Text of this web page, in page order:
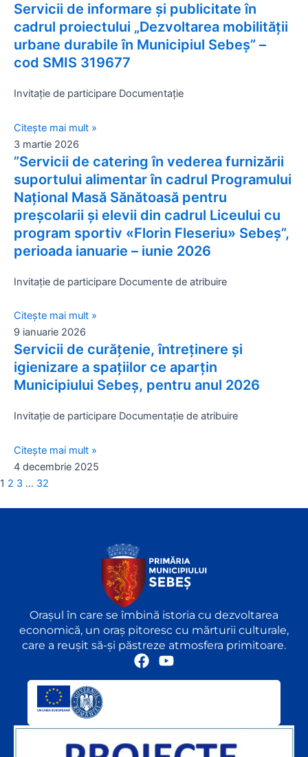
Servicii de informare și publicitate în
cadrul proiectului „Dezvoltarea mobilității
urbane durabile în Municipiul Sebeș” –
cod SMIS 319677
Invitație de participare Documentație
Citește mai mult »
3 martie 2026
”Servicii de catering în vederea furnizării
suportului alimentar în cadrul Programului
Național Masă Sănătoasă pentru
preșcolarii și elevii din cadrul Liceului cu
program sportiv «Florin Fleseriu» Sebeș”,
perioada ianuarie – iunie 2026
Invitație de participare Documente de atribuire
Citește mai mult »
9 ianuarie 2026
Servicii de curățenie, întreținere și
igienizare a spațiilor ce aparțin
Municipiului Sebeș, pentru anul 2026
Invitație de participare Documentație de atribuire
Citește mai mult »
4 decembrie 2025
1 2 3 … 32
Orașul în care se îmbină istoria cu dezvoltarea
economică, un oraș pitoresc cu mărturii culturale,
care a reușit să-și păstreze atmosfera primitoare.
F
Y
e